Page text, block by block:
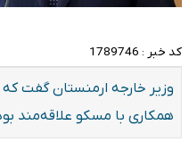
کد خبر : 1789746
وزیر خارجه ارمنستان گفت
همکاری با مسکو علاقه‌مند